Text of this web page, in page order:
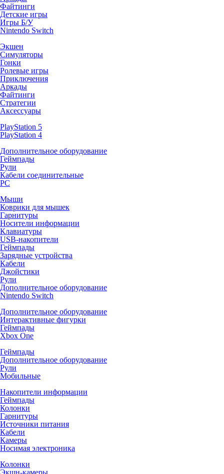
Файтинги
Детские игры
Игры Б/У
Nintendo Switch
Экшен
Симуляторы
Гонки
Ролевые игры
Приключения
Аркады
Файтинги
Стратегии
Аксессуары
PlayStation 5
PlayStation 4
Дополнительное оборудование
Геймпады
Рули
Кабели соединительные
PC
Мыши
Коврики для мышек
Гарнитуры
Носители информации
Клавиатуры
USB-накопители
Геймпады
Зарядные устройства
Кабели
Джойстики
Рули
Дополнительное оборудование
Nintendo Switch
Дополнительное оборудование
Интерактивные фигурки
Геймпады
Xbox One
Геймпады
Дополнительное оборудование
Рули
Мобильные
Накопители информации
Геймпады
Колонки
Гарнитуры
Источники питания
Кабели
Камеры
Носимая электроника
Колонки
Экшн-камеры